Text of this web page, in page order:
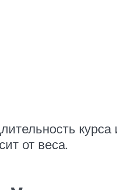
курса
от веса.